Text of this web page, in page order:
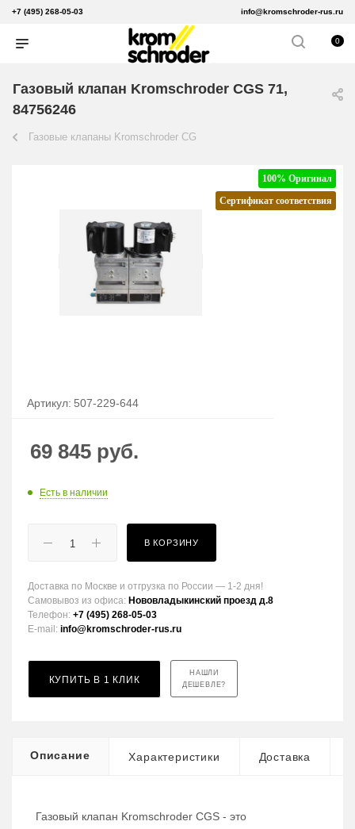
+7 (495) 268-05-03 info@kromschroder-rus.ru
0
Газовый клапан Kromschroder CGS 71,
84756246
Газовые клапаны Kromschroder CG
100% Оригинал
Сертификат соответствия
Артикул: 507-229-644
69 845 руб.
Есть в наличии
В КОРЗИНУ
Доставка по Москве и отгрузка по России — 1-2 дня!
Самовывоз из офиса: Нововладыкинский проезд д.8
Телефон: +7 (495) 268-05-03
E-mail: info@kromschroder-rus.ru
КУПИТЬ В 1 КЛИК
НАШЛИ
ДЕШЕВЛЕ?
Описание Характеристики Доставка
Газовый клапан Kromschroder CGS - это